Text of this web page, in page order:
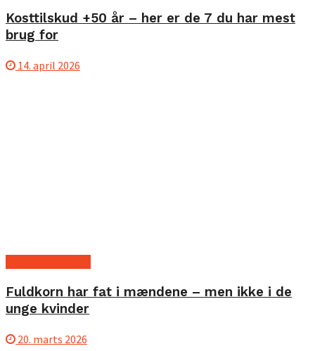
Kosttilskud +50 år – her er de 7 du har mest
brug for
14. april 2026
Fuldkorn har fat i mændene – men ikke i de
unge kvinder
20. marts 2026